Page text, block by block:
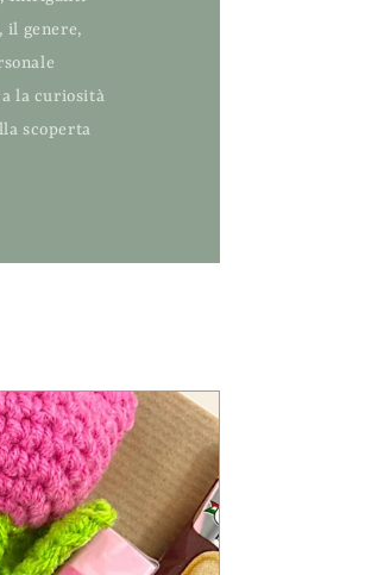
il genere,
la curiosità
scoperta